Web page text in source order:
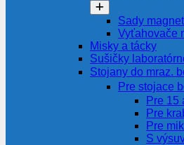
Sady
Vyťahovače
Misky a tácky
Sušičky
Stojany do mraz.
Pre stojace
Pre 15
Pre
Pre
S